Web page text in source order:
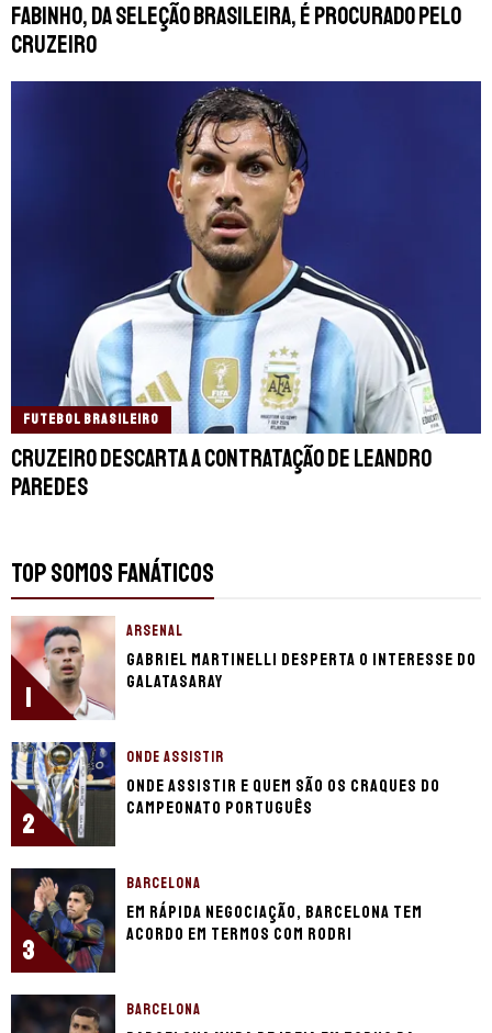
Fabinho, da Seleção Brasileira, é procurado pelo
Cruzeiro
FUTEBOL BRASILEIRO
Cruzeiro descarta a contratação de Leandro
Paredes
TOP SOMOS FANÁTICOS
1
ARSENAL
Gabriel Martinelli desperta o interesse do
Galatasaray
2
ONDE ASSISTIR
Onde assistir e quem são os craques do
Campeonato Português
3
BARCELONA
Em rápida negociação, Barcelona tem
acordo em termos com Rodri
BARCELONA